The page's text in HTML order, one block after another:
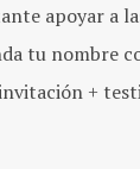
apoyar a
tu nombre
+